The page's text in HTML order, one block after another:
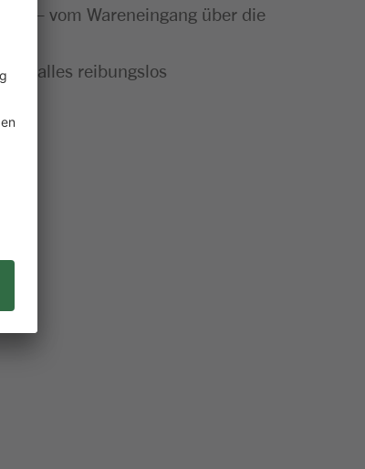
– vom Wareneingang über die
dir alles reibungslos